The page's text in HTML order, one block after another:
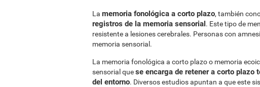
La memoria fonológica a corto plazo, también
registros de la memoria sensorial. Este tipo de
resistente a lesiones cerebrales. Personas con
memoria sensorial.
La memoria fonológica a corto plazo o memoria
sensorial quese encarga de retener a corto plazo
del entorno. Diversos estudios apuntan a que este